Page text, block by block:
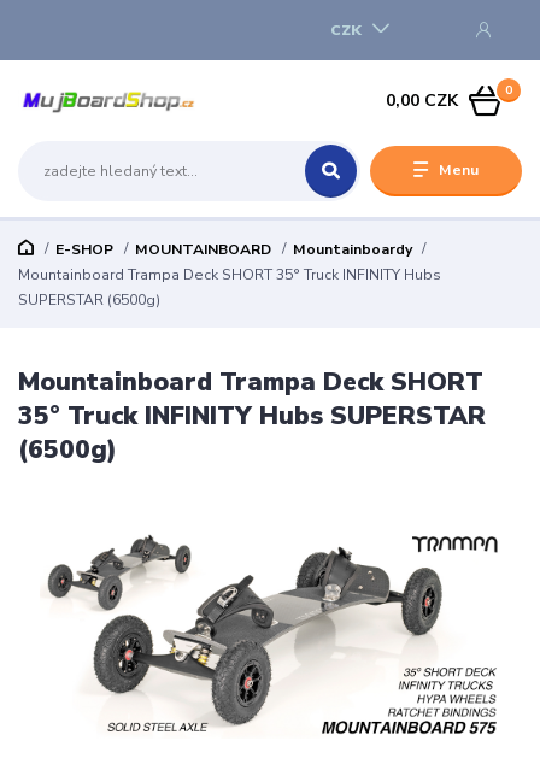
Menu
CZK
0
0,00 CZK
E-SHOP MOUNTAINBOARD
Mountainboardy
Mountainboard Trampa Deck SHORT 35° Truck INFINITY Hubs
SUPERSTAR (6500g)
Mountainboard Trampa Deck SHORT
35° Truck INFINITY Hubs SUPERSTAR
(6500g)